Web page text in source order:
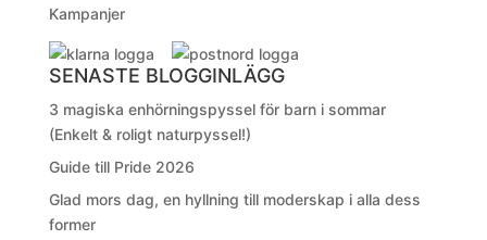
Kampanjer
SENASTE BLOGGINLÄGG
3 magiska enhörningspyssel för barn i sommar
(Enkelt & roligt naturpyssel!)
Guide till Pride 2026
Glad mors dag, en hyllning till moderskap i alla dess
former